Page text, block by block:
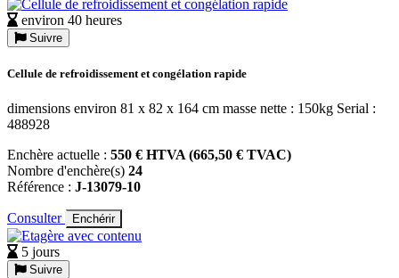
environ 40 heures
Suivre
Cellule de refroidissement et congélation rapide
dimensions environ 81 x 82 x 164 cm masse nette : 150kg Serial :
488928
Enchère actuelle : 550 € HTVA (665,50 € TVAC)
Nombre d'enchère(s) 24
Référence : J-13079-10
Consulter Enchérir
5 jours
Suivre